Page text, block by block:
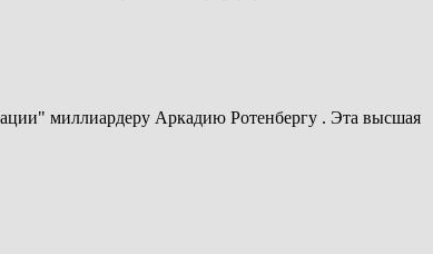
миллиардеру Аркадию Ротенбергу . Эта высшая